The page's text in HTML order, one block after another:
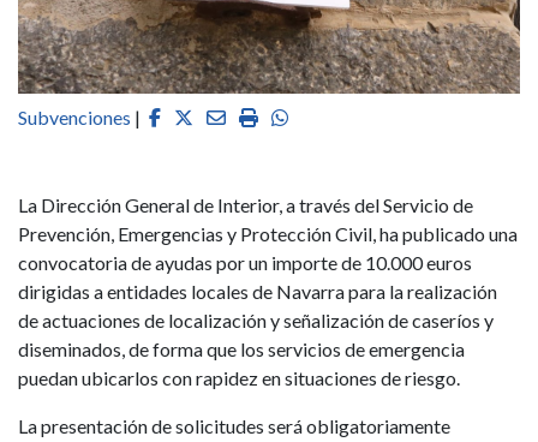
Subvenciones | Facebook
Twitter
EmailImprimirWhatsapp
La Dirección General de Interior, a través del Servicio de
Prevención, Emergencias y Protección Civil, ha publicado una
convocatoria de ayudas por un importe de 10.000 euros
dirigidas a entidades locales de Navarra para la realización
de actuaciones de localización y señalización de caseríos y
diseminados, de forma que los servicios de emergencia
puedan ubicarlos con rapidez en situaciones de riesgo.
La presentación de solicitudes será obligatoriamente